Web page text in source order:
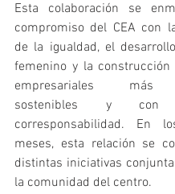
Esta colaboración se
compromiso del CEA con
de la igualdad, el
femenino y la construcción
empresariales más
sostenibles y con
corresponsabilidad. En
meses, esta relación se
distintas iniciativas
la comunidad del centro.